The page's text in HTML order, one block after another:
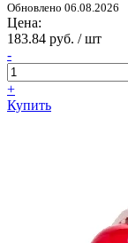
Обновлено 06.08.2026
Цена:
183.84 руб. / шт
-
+
Купить